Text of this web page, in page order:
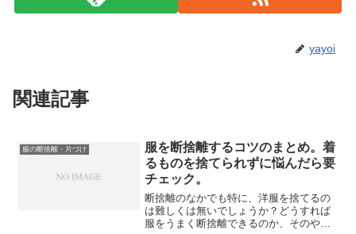
yayoi
関連記事
服の断捨離・片づけ
服を断捨離するコツのまとめ。着
るものを捨てられずに悩んだら要
チェック。
断捨離のなかでも特に、洋服を捨てるの
は難しくは無いでしょうか？どうすれば
服をうまく断捨離できるのか、そのやり